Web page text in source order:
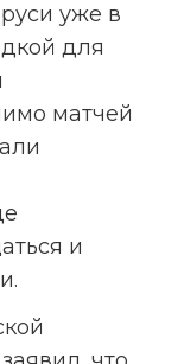
уже в
для
матчей
и